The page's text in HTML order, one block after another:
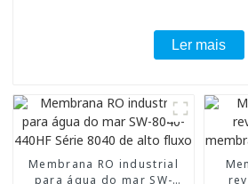
Ler mais
Membrana RO industrial
para água do mar SW-